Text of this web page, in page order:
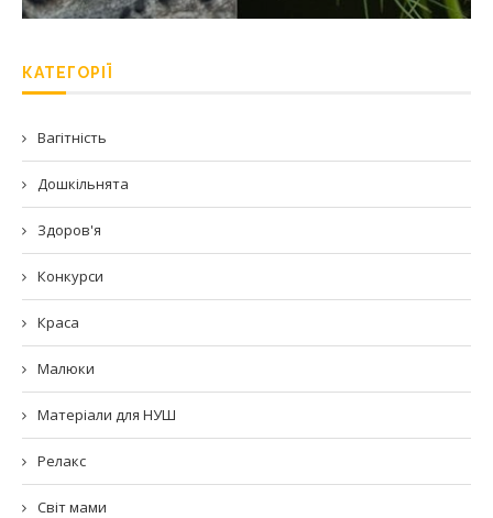
КАТЕГОРІЇ
Вагітність
Дошкільнята
Здоров'я
Конкурси
Краса
Малюки
Матеріали для НУШ
Релакс
Світ мами